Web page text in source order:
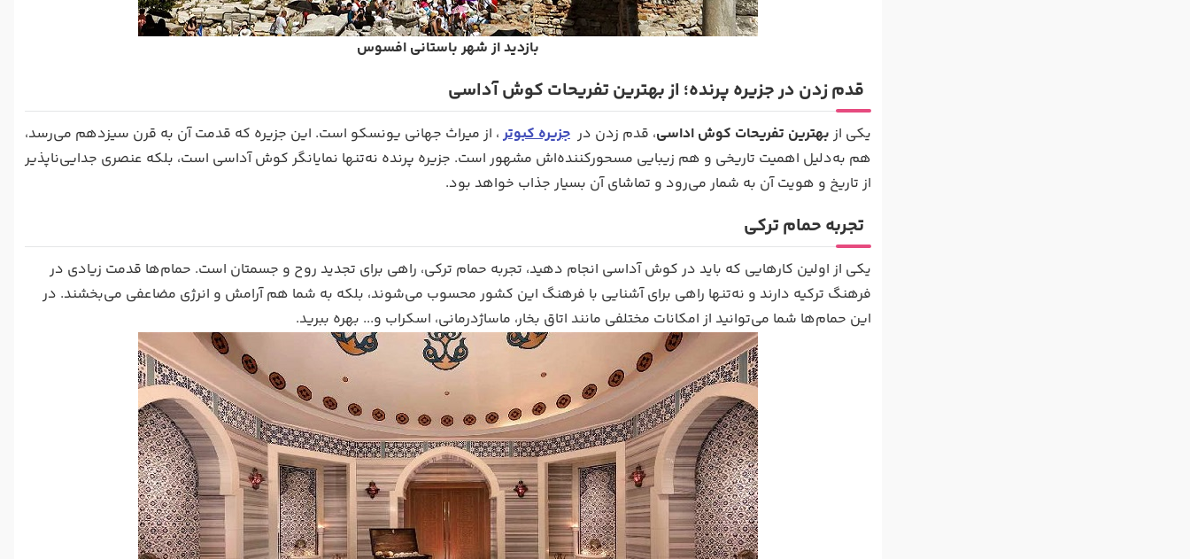
بازدید از شهر باستانی افسوس
قدم زدن در جزیره پرنده؛ از بهترین تفریحات کوش آداسی
یکی از بهترین تفریحات کوش اداسی، قدم زدن در جزیره کبوتر ، از میراث جهانی یونسکو است. این جزیره که قدمت آن به قرن سیزدهم می‌رسد،
هم به‌دلیل اهمیت تاریخی و هم زیبایی مسحورکننده‌اش مشهور است. جزیره پرنده نه‌تنها نمایانگر کوش آداسی است، بلکه عنصری جدایی‌ناپذیر
از تاریخ و هویت آن به شمار می‌رود و تماشای آن بسیار جذاب خواهد بود.
تجربه حمام ترکی
یکی از اولین کارهایی که باید در کوش آداسی انجام دهید، تجربه حمام ترکی، راهی برای تجدید روح و جسمتان است. حمام‌ها قدمت زیادی در
فرهنگ ترکیه دارند و نه‌تنها راهی برای آشنایی با فرهنگ این کشور محسوب می‌شوند، بلکه به شما هم آرامش و انرژی مضاعفی می‌بخشند. در
این حمام‌ها شما می‌توانید از امکانات مختلفی مانند اتاق بخار، ماساژدرمانی، اسکراب و... بهره ببرید.